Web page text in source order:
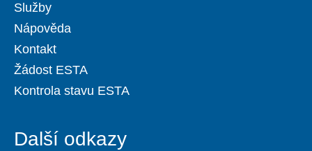
Služby
Nápověda
Kontakt
Žádost ESTA
Kontrola stavu ESTA
Další odkazy